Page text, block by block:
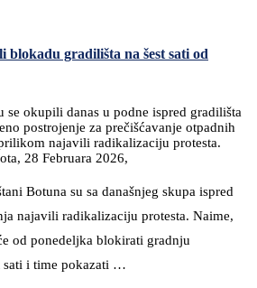
blokadu gradilišta na šest sati od
se okupili danas u podne ispred gradilišta
postrojenje za prečišćavanje otpadnih
najavili radikalizaciju protesta.
28 Februara 2026,
Botuna su sa današnjeg skupa ispred
najavili radikalizaciju protesta. Naime,
od ponedeljka blokirati gradnju
sati i time pokazati …